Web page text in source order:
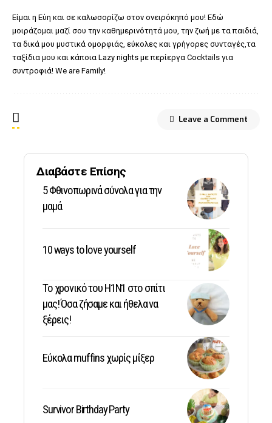
Είμαι η Εύη και σε καλωσορίζω στον ονειρόκηπό μου! Εδώ
μοιράζομαι μαζί σου την καθημερινότητά μου, την ζωή με τα παιδιά,
τα δικά μου μυστικά ομορφιάς, εύκολες και γρήγορες συνταγές,τα
ταξίδια μου και κάποια Lazy nights με περίεργα Cocktails για
συντροφιά! We are Family!
Leave a Comment
Διαβάστε Επίσης
5 Φθινοπωρινά σύνολα για την
μαμά
10 ways to love yourself
Το χρονικό του Η1Ν1 στο σπίτι
μας! Όσα ζήσαμε και ήθελα να
ξέρεις!
Εύκολα muffins χωρίς μίξερ
Survivor Birthday Party